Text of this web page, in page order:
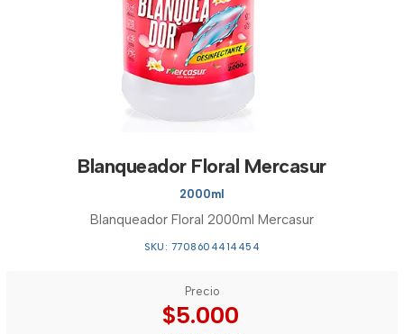
Blanqueador Floral Mercasur
2000ml
Blanqueador Floral 2000ml Mercasur
SKU: 7708604414454
Precio
$5.000